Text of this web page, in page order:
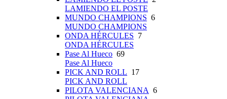
LAMIENDO EL POSTE
MUNDO CHAMPIONS 6
MUNDO CHAMPIONS
ONDA HÉRCULES 7
ONDA HÉRCULES
Pase Al Hueco 69
Pase Al Hueco
PICK AND ROLL 17
PICK AND ROLL
PILOTA VALENCIANA 6